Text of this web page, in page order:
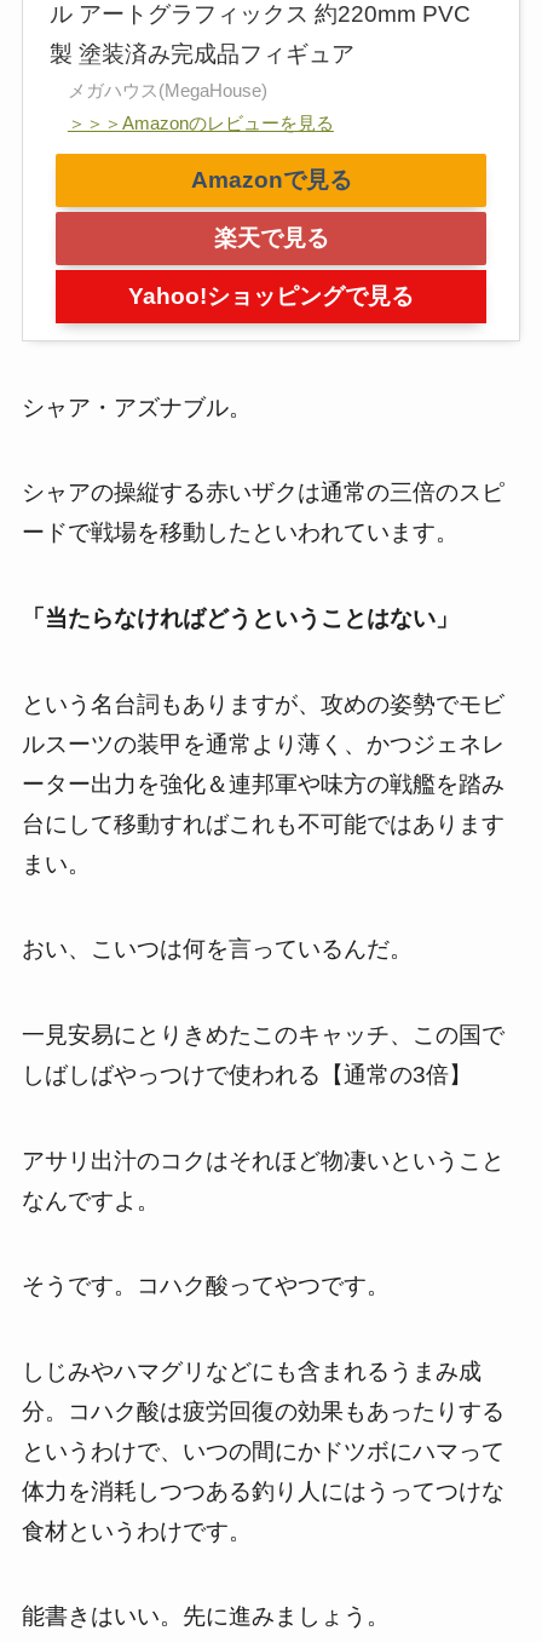
ル アートグラフィックス 約220mm PVC
製 塗装済み完成品フィギュア
メガハウス(MegaHouse)
＞＞＞Amazonのレビューを見る
Amazonで見る
楽天で見る
Yahoo!ショッピングで見る
シャア・アズナブル。
シャアの操縦する赤いザクは通常の三倍のスピ
ードで戦場を移動したといわれています。
「当たらなければどうということはない」
という名台詞もありますが、攻めの姿勢でモビ
ルスーツの装甲を通常より薄く、かつジェネレ
ーター出力を強化＆連邦軍や味方の戦艦を踏み
台にして移動すればこれも不可能ではあります
まい。
おい、こいつは何を言っているんだ。
一見安易にとりきめたこのキャッチ、この国で
しばしばやっつけで使われる【通常の3倍】
アサリ出汁のコクはそれほど物凄いということ
なんですよ。
そうです。コハク酸ってやつです。
しじみやハマグリなどにも含まれるうまみ成
分。コハク酸は疲労回復の効果もあったりする
というわけで、いつの間にかドツボにハマって
体力を消耗しつつある釣り人にはうってつけな
食材というわけです。
能書きはいい。先に進みましょう。